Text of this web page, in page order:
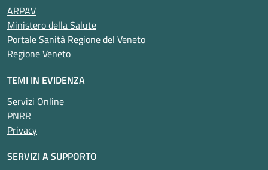
ARPAV
Ministero della Salute
Portale Sanità Regione del Veneto
Regione Veneto
TEMI IN EVIDENZA
Servizi Online
PNRR
Privacy
SERVIZI A SUPPORTO